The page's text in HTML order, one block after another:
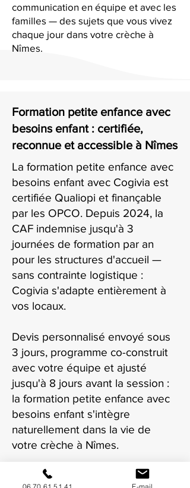
communication en équipe et avec les
familles — des sujets que vous vivez
chaque jour dans votre crèche à
Nîmes.
Formation petite enfance avec
besoins enfant : certifiée,
reconnue et accessible à Nîmes
La formation petite enfance avec
besoins enfant avec Cogivia est
certifiée Qualiopi et finançable
par les OPCO. Depuis 2024, la
CAF indemnise jusqu'à 3
journées de formation par an
pour les structures d'accueil —
sans contrainte logistique :
Cogivia s'adapte entièrement à
vos locaux.
Devis personnalisé envoyé sous
3 jours, programme co-construit
avec votre équipe et ajusté
jusqu'à 8 jours avant la session :
la formation petite enfance avec
besoins enfant s'intègre
naturellement dans la vie de
votre crèche à Nîmes.
06 70 61 51 41 E-mail